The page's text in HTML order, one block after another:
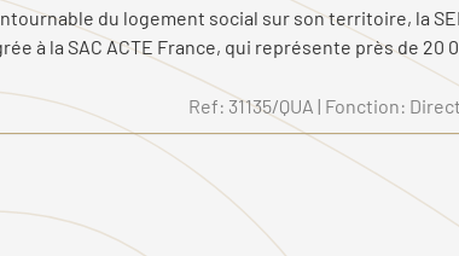
du logement social sur son territoire, la
à la SAC ACTE France, qui représente près de
Ref: 31135/QUA | Fonction: